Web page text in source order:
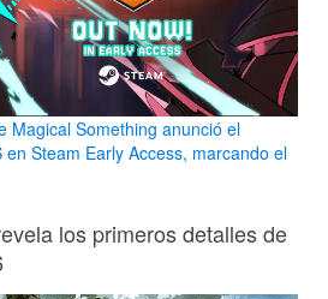
Magical Something anunció el
en Steam Early Access, marcando el
los primeros detalles de